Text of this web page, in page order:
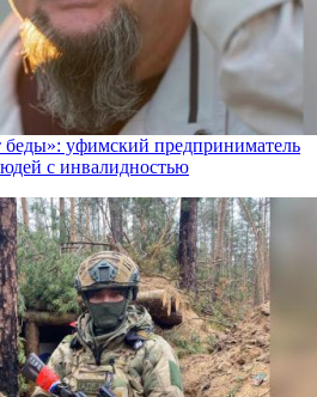
беды»: уфимский предприниматель
с инвалидностью